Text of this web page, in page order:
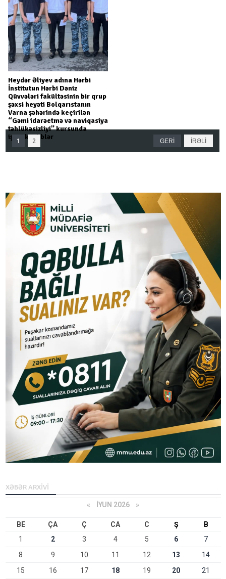
Heydər Əliyev adına Hərbi
İnstitutun Hərbi Dəniz
Qüvvələri fakültəsinin bir qrup
şəxsi heyəti Bolqarıstanın
Varna şəhərində keçirilən
“Gəmi idarəetmə və naviqasiya
təhlükəsizliyi” kursunda
iştirak ediblər
1 2 GERİ İRƏLİ
XƏBƏR ARXİVİ
« İYUN 2026 »
BE ÇA Ç CA C Ş
B
1
2 3 4 5 6
7
8
9 10 11 12 13
14
15
16 17 18 19 20 21